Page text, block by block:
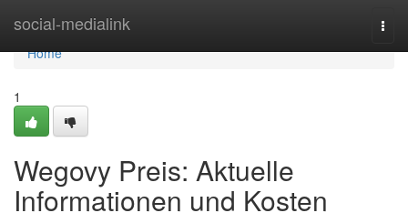
social-medialink
Home
Home
1
Wegovy Preis: Aktuelle
Informationen und Kosten